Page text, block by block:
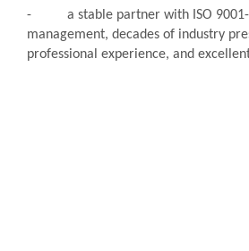
- a stable partner with ISO 9001-
management, decades of industry
professional experience, and